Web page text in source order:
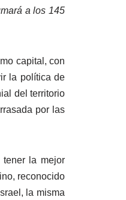
a los 145
capital, con
la política de
del territorio
por las
tener la mejor
reconocido
la misma